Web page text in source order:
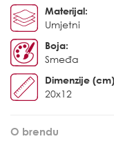
Materijal:
Umjetni
Boja:
Smeđa
Dimenzije
20x12
O brendu